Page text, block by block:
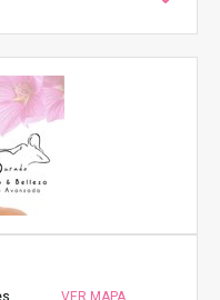
VER MAPA